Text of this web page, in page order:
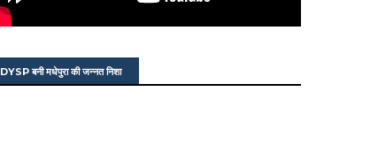
DYSP बनी मधेपुरा की जन्नत निशा